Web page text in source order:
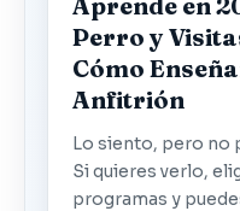
Perro y
Cómo
Anfitrión
Lo siento, pero no
Si quieres verlo,
programas y